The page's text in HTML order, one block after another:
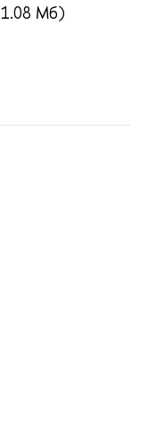
1.08 Мб)